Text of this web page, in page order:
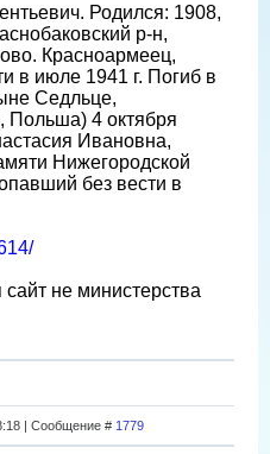
Родился: 1908,
р-н,
Красноармеец,
в июле 1941 г. Погиб в
Седльце,
Польша) 4 октября
Ивановна,
Нижегородской
без вести в
не министерства
| Сообщение # 1779